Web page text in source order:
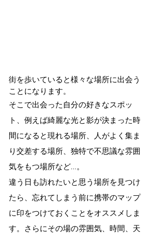
街を歩いていると様々な場所に出会う
ことになります。
そこで出会った自分の好きなスポッ
ト、例えば綺麗な光と影が決まった時
間になると現れる場所、人がよく集ま
り交差する場所、独特で不思議な雰囲
気をもつ場所など...。
違う日も訪れたいと思う場所を見つけ
たら、忘れてしまう前に携帯のマップ
に印をつけておくことをオススメしま
す。さらにその場の雰囲気、時間、天